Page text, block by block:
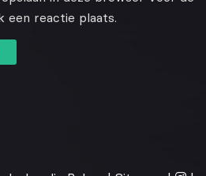
een reactie plaats.